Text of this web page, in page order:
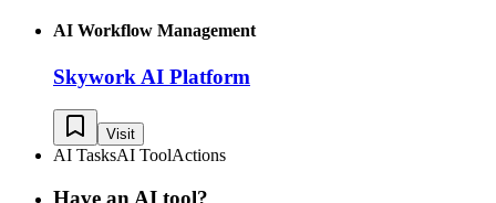
AI Workflow Management
Skywork AI Platform
Visit
AI TasksAI ToolActions
Have an AI tool?